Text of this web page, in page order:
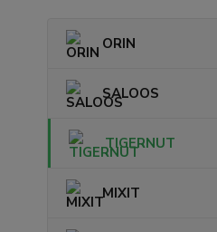
ORIN
SALOOS
TIGERNUT
MIXIT